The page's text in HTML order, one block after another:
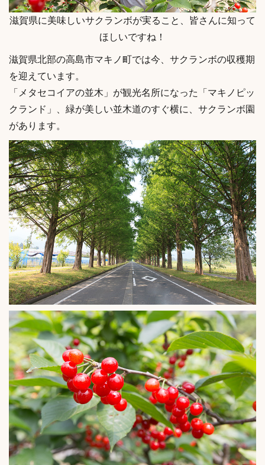
滋賀県に美味しいサクランボが実ること、皆さんに知って
ほしいですね！
滋賀県北部の高島市マキノ町では今、サクランボの収穫期
を迎えています。
「メタセコイアの並木」が観光名所になった「マキノピッ
クランド」、緑が美しい並木道のすぐ横に、サクランボ園
があります。